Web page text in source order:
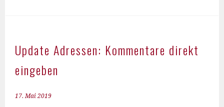
Update Adressen: Kommentare direkt
eingeben
17. Mai 2019